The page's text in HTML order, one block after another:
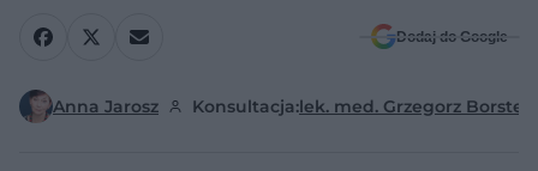
Dodaj do Google
Anna Jarosz Konsultacja:lek. med. Grzegorz